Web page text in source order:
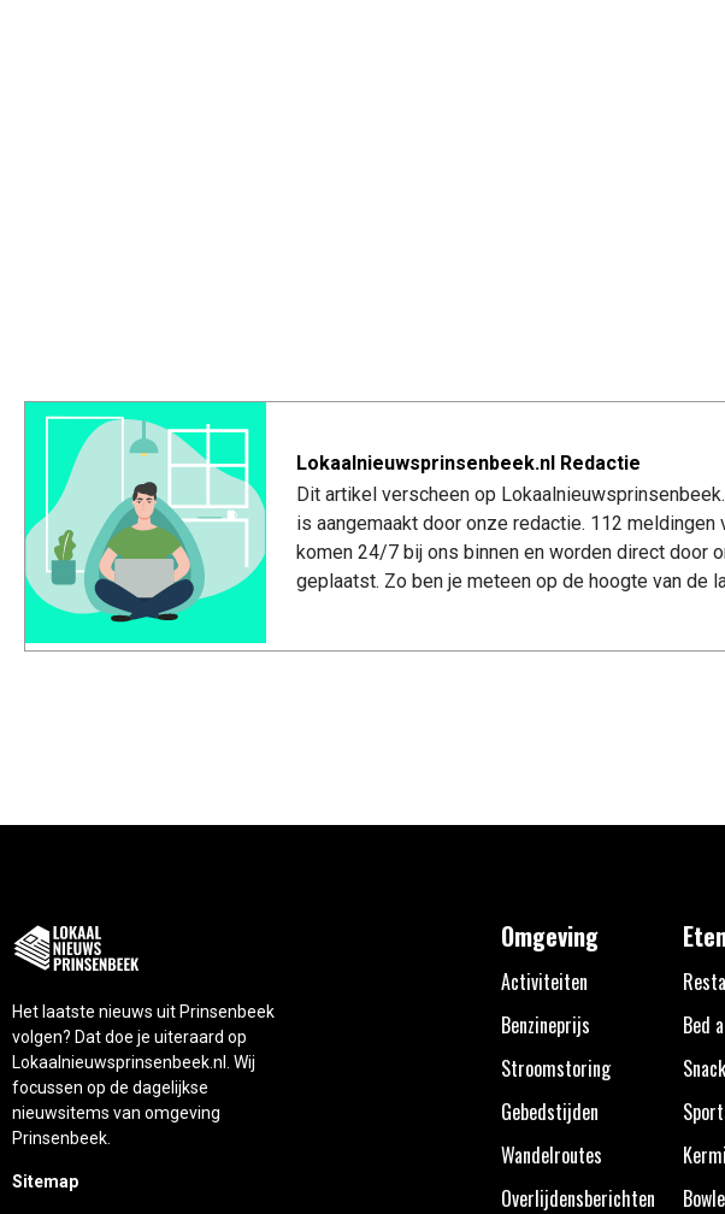
Lokaalnieuwsprinsenbeek.nl Redactie
Dit artikel verscheen op
is aangemaakt door onze redactie. 112 meldingen
komen 24/7 bij ons binnen en worden direct door
geplaatst. Zo ben je meteen op de hoogte van de
Het laatste nieuws uit Prinsenbeek
volgen? Dat doe je uiteraard op
Lokaalnieuwsprinsenbeek.nl. Wij
focussen op de dagelijkse
nieuwsitems van omgeving
Prinsenbeek.
Sitemap
Omgeving
Activiteiten
Benzineprijs
Stroomstoring
Gebedstijden
Wandelroutes
Overlijdensberichten
Bed